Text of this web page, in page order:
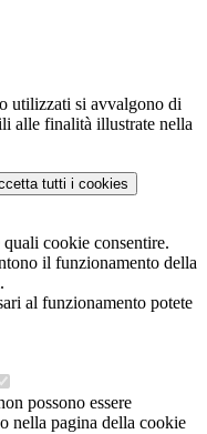
utilizzati si avvalgono di
alle finalità illustrate nella
tutti i cookies
quali cookie consentire.
il funzionamento della
al funzionamento potete
possono essere
nella pagina della cookie